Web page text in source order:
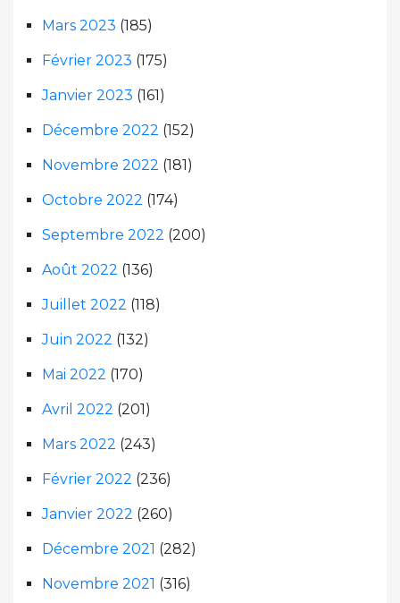
Mars 2023 (185)
Février 2023 (175)
Janvier 2023 (161)
Décembre 2022 (152)
Novembre 2022 (181)
Octobre 2022 (174)
Septembre 2022 (200)
Août 2022 (136)
Juillet 2022 (118)
Juin 2022 (132)
Mai 2022 (170)
Avril 2022 (201)
Mars 2022 (243)
Février 2022 (236)
Janvier 2022 (260)
Décembre 2021 (282)
Novembre 2021 (316)